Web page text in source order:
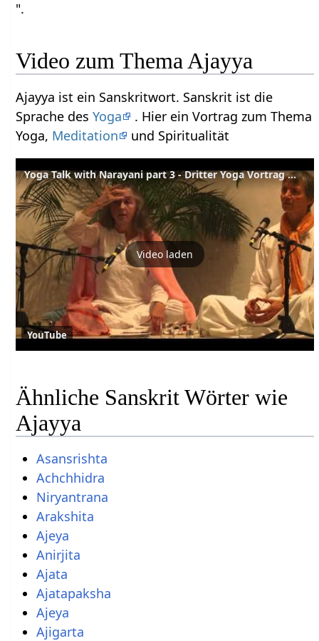
".
Video zum Thema Ajayya
Ajayya ist ein Sanskritwort. Sanskrit ist die
Sprache desYoga
. Hier ein Vortrag zum Thema
Yoga, Meditation und Spiritualität
Yoga Talk with Narayani part 3 - Dritter Yoga Vortrag mit Narayani English-Deutsch Part 3 of 4
Video laden
YouTube
Ähnliche Sanskrit Wörter wie
Ajayya
Asansrishta
Achchhidra
Niryantrana
Arakshita
Ajeya
Anirjita
Ajata
Ajatapaksha
Ajeya
Ajigarta